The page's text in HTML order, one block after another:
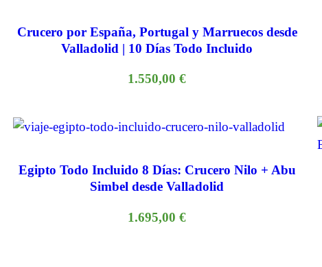
Crucero por España, Portugal y Marruecos desde
Valladolid | 10 Días Todo Incluido
1.550,00€
Egipto Todo Incluido 8 Días: Crucero Nilo + Abu
Simbel desde Valladolid
1.695,00€